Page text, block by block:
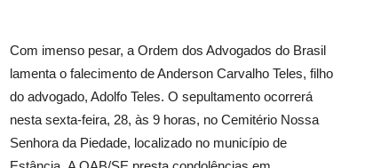
Com imenso pesar, a Ordem dos Advogados do Brasil
lamenta o falecimento de Anderson Carvalho Teles, filho
do advogado, Adolfo Teles. O sepultamento ocorrerá
nesta sexta-feira, 28, às 9 horas, no Cemitério Nossa
Senhora da Piedade, localizado no município de